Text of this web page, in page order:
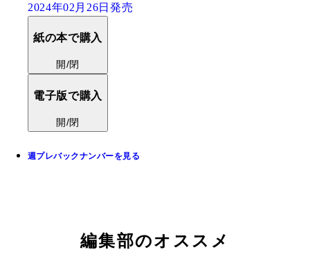
2024年02月26日発売
紙の本で購入
開/閉
電子版で購入
開/閉
週プレバックナンバーを見る
編集部のオススメ